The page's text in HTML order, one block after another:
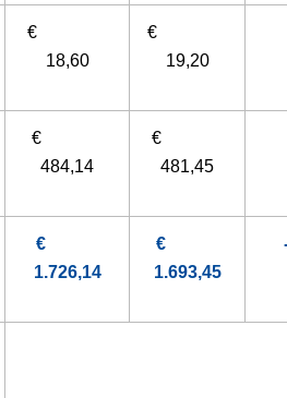
€
18,60
€
19,20
€
484,14
€
481,45
€
1.726,14
€
1.693,45